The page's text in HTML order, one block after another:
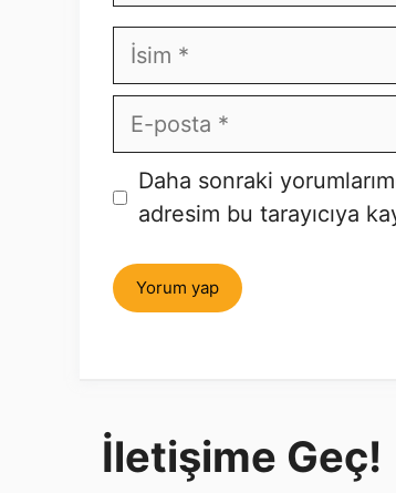
İsim
E-
posta
İnternet
sitesi
Daha sonraki
adresim bu tarayıcıya
İletişime Geç!